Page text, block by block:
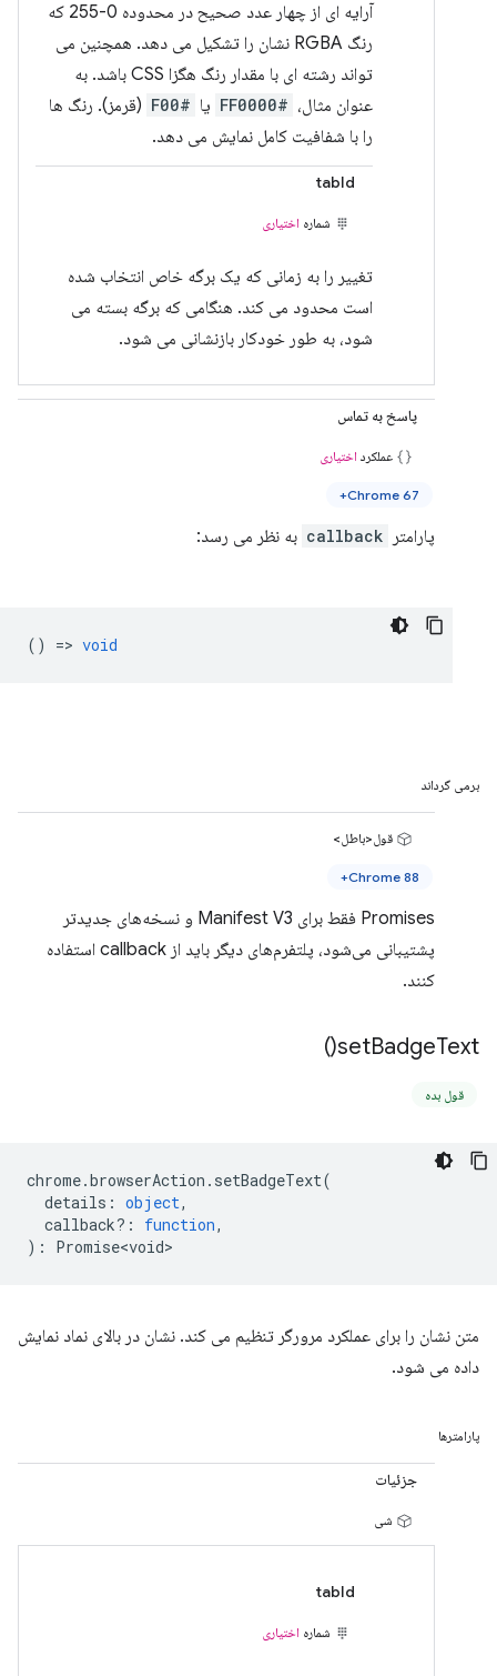
آرایه ای از چهار عدد صحیح در محدوده 0-255 که
رنگ RGBA نشان را تشکیل می دهد. همچنین می
تواند رشته ای با مقدار رنگ هگزا CSS باشد. به
عنوان مثال، #FF0000 یا #F00
(قرمز). رنگ ها
را با شفافیت کامل نمایش می دهد.
tabId
شماره اختیاری
تغییر را به زمانی که یک برگه خاص انتخاب شده
است محدود می کند. هنگامی که برگه بسته می
شود، به طور خودکار بازنشانی می شود.
پاسخ به تماس
عملکرد اختیاری
Chrome 67+
پارامتر callback به نظر می رسد:
() => void
برمی گرداند
قول<باطل>
Chrome 88+
Promises فقط برای Manifest V3 و نسخه‌های جدیدتر
پشتیبانی می‌شود، پلتفرم‌های دیگر باید از callback استفاده
کنند.
setBadgeText(
)
قول بده
chrome.browserAction . setBadgeText(
details : object,
callback? : function,
) : Promise<void>
متن نشان را برای عملکرد مرورگر تنظیم می کند. نشان در بالای نماد نمایش
داده می شود.
پارامترها
جزئیات
شی
tabId
شماره اختیاری